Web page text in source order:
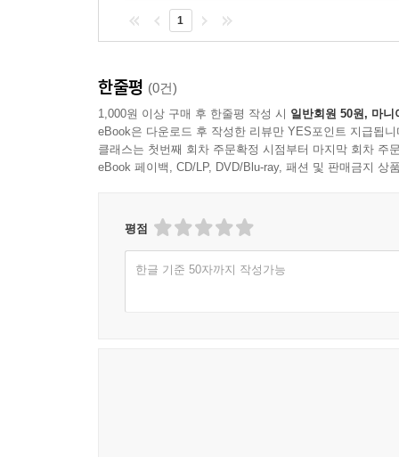
1
한줄평 (0건)
1,000원 이상 구매 후 한줄평 작성 시 일반회원 50원, 마니
eBook은 다운로드 후 작성한 리뷰만 YES포인트 지급됩니
클래스는 첫번째 회차 주문확정 시점부터 마지막 회차 주
eBook 페이백, CD/LP, DVD/Blu-ray, 패션 및 판매금지 상
평점
한글 기준 50자까지 작성가능